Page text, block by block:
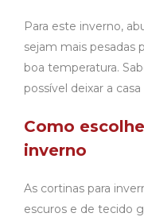
Para este inverno,
sejam mais pesadas
boa temperatura.
possível deixar a
Como
inverno
As cortinas para
escuros e de tecido